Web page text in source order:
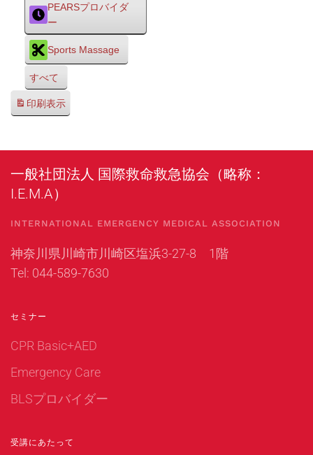
PEARSプロバイダ
ー
Sports Massage
すべて
印刷表示
一般社団法人 国際救命救急協会（略称：
I.E.M.A）
INTERNATIONAL EMERGENCY MEDICAL ASSOCIATION
神奈川県川崎市川崎区塩浜3-27-8 1階
Tel: 044-589-7630
セミナー
CPR Basic+AED
Emergency Care
BLSプロバイダー
受講にあたって